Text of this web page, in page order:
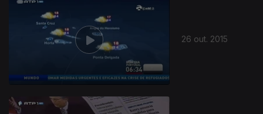
26 out. 2015